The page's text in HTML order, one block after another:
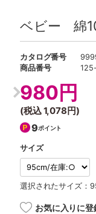
ベビー 綿
カタログ番号
商品番号
980円
(税込1,078円)
9ポイント
サイズ
選択されたサイズ：
お気に入りに登